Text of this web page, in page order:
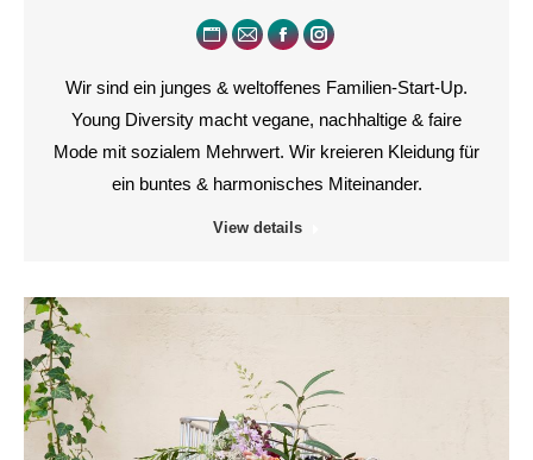
Wir sind ein junges & weltoffenes Familien-Start-Up.
Young Diversity macht vegane, nachhaltige & faire
Mode mit sozialem Mehrwert. Wir kreieren Kleidung für
ein buntes & harmonisches Miteinander.
Persönlicher
Blog
E-
mail
FacebookInstagram
View details